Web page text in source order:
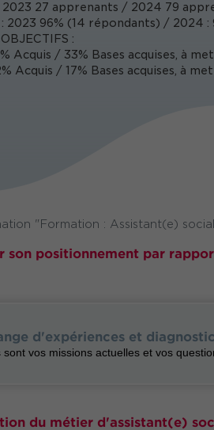
2023 27 apprenants / 2024 79
: 2023 96% (14 répondants) / 2024 :
:
Acquis / 33% Bases acquises, à
Acquis / 17% Bases acquises, à
"Formation : Assistant(e)
son positionnement par
d'expériences et diagnostic
sont vos missions actuelles et vos
du métier d'assistant(e)